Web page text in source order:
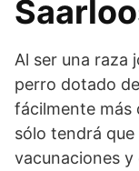
Al ser una raza
perro dotado
fácilmente más
sólo tendrá
vacunaciones